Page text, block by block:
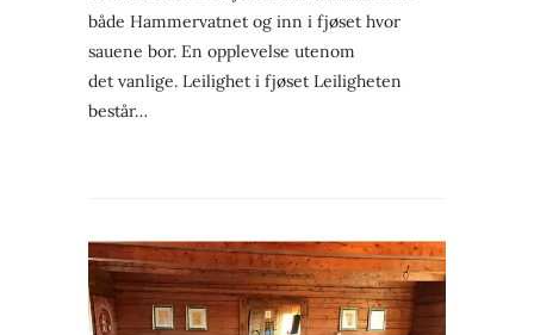
både Hammervatnet og inn i fjøset hvor
sauene bor. En opplevelse utenom
det vanlige. Leilighet i fjøset Leiligheten
består…